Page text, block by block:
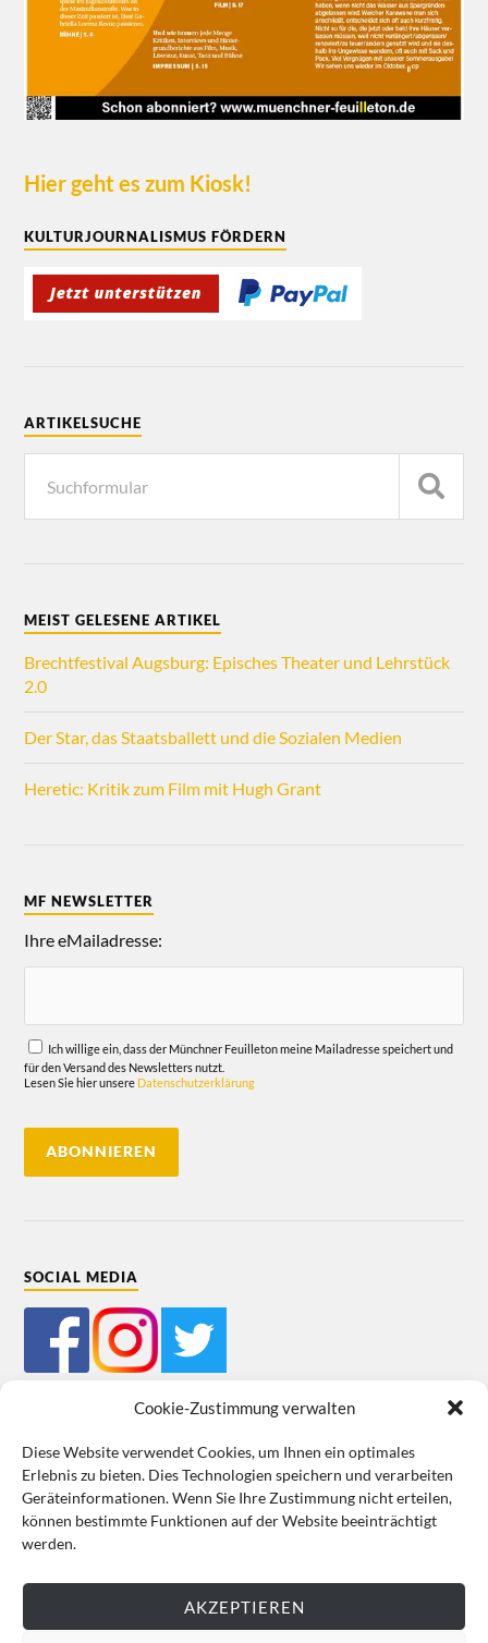
Cookie-Zustimmung verwalten
Diese Website verwendet Cookies, um Ihnen ein optimales
Erlebnis zu bieten. Dies Technologien speichern und verarbeiten
Geräteinformationen. Wenn Sie Ihre Zustimmung nicht erteilen,
können bestimmte Funktionen auf der Website beeinträchtigt
werden.
AKZEPTIEREN
Hier geht es zum Kiosk!
KULTURJOURNALISMUS FÖRDERN
ARTIKELSUCHE
MEIST GELESENE ARTIKEL
Brechtfestival Augsburg: Episches Theater und Lehrstück
2.0
Der Star, das Staatsballett und die Sozialen Medien
Heretic: Kritik zum Film mit Hugh Grant
MF NEWSLETTER
Ihre eMailadresse:
Ich willige ein, dass der Münchner Feuilleton meine Mailadresse speichert und
für den Versand des Newsletters nutzt.
Lesen Sie hier unsere Datenschutzerklärung
SOCIAL MEDIA
Mein Bestellkonto Kundeninformationen Datenschutz
Cookie-Richtlinie (EU) Impressum
VERTRAG WIDERRUFEN